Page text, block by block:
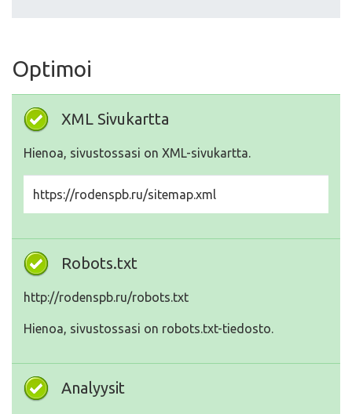
Optimoi
XML Sivukartta
Hienoa, sivustossasi on XML-sivukartta.
https://rodenspb.ru/sitemap.xml
Robots.txt
http://rodenspb.ru/robots.txt
Hienoa, sivustossasi on robots.txt-tiedosto.
Analyysit